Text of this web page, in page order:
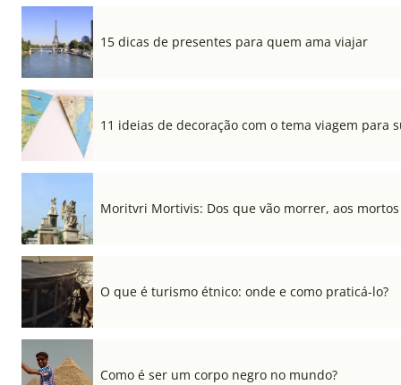
15 dicas de presentes para quem ama viajar
11 ideias de decoração com o tema viagem para
Moritvri Mortivis: Dos que vão morrer, aos mortos
O que é turismo étnico: onde e como praticá-lo?
Como é ser um corpo negro no mundo?